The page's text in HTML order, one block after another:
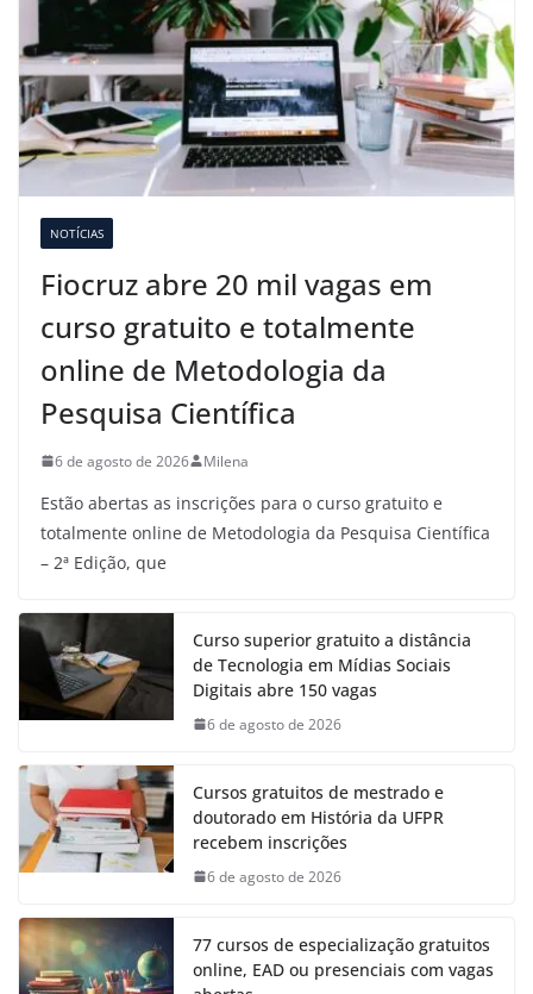
NOTÍCIAS
Fiocruz abre 20 mil vagas em
curso gratuito e totalmente
online de Metodologia da
Pesquisa Científica
6 de agosto de 2026 Milena
Estão abertas as inscrições para o curso gratuito e
totalmente online de Metodologia da Pesquisa Científica
– 2ª Edição, que
Curso superior gratuito a distância
de Tecnologia em Mídias Sociais
Digitais abre 150 vagas
6 de agosto de 2026
Cursos gratuitos de mestrado e
doutorado em História da UFPR
recebem inscrições
6 de agosto de 2026
77 cursos de especialização gratuitos
online, EAD ou presenciais com vagas